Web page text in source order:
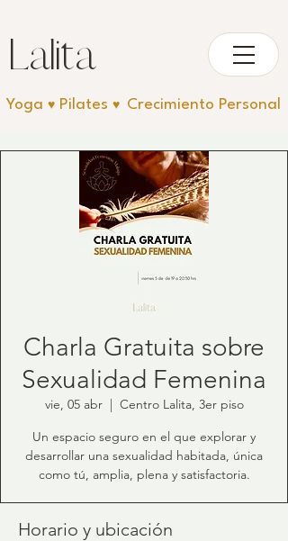
Lalita
Yoga ♥︎ Pilates ♥︎ Crecimiento Personal
Charla Gratuita sobre
Sexualidad Femenina
vie, 05 abr
  |
Centro Lalita, 3er piso
Un espacio seguro en el que explorar y
desarrollar una sexualidad habitada, única
como tú, amplia, plena y satisfactoria.
Horario y ubicación